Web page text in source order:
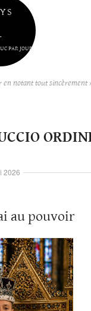
PAR JOUR
en notant tout sincèrement
au pouvoir
2026